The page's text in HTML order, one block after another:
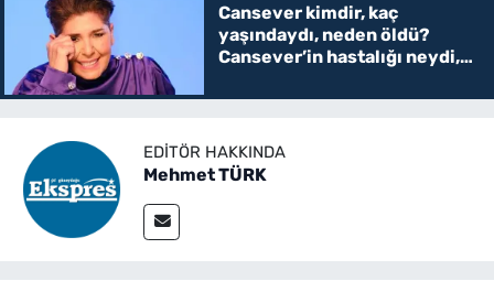
Cansever kimdir, kaç
yaşındaydı, neden öldü?
Cansever’in hastalığı neydi,
kime kalacak
EDITÖR HAKKINDA
Mehmet TÜRK